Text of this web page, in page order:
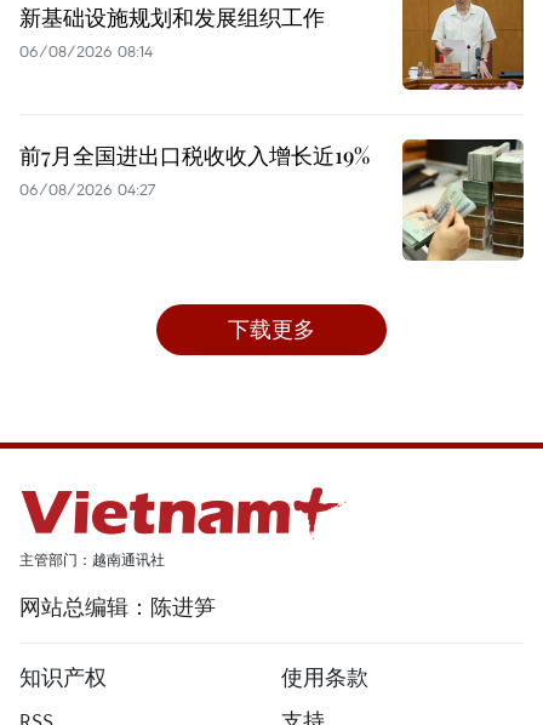
新基础设施规划和发展组织工作
06/08/2026 08:14
前7月全国进出口税收收入增长近19%
06/08/2026 04:27
下载更多
主管部门：越南通讯社
网站总编辑：陈进笋
知识产权
使用条款